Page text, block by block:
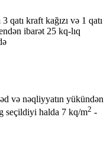
qatı kraft kağızı və 1 qatı
ibarət 25 kq-lıq
və nəqliyyatın yükündən
seçildiyi halda 7 kq/m2 -